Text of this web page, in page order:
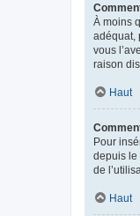
À moins
adéquat,
vous
raison
Haut
Pour
depuis le
de
Haut